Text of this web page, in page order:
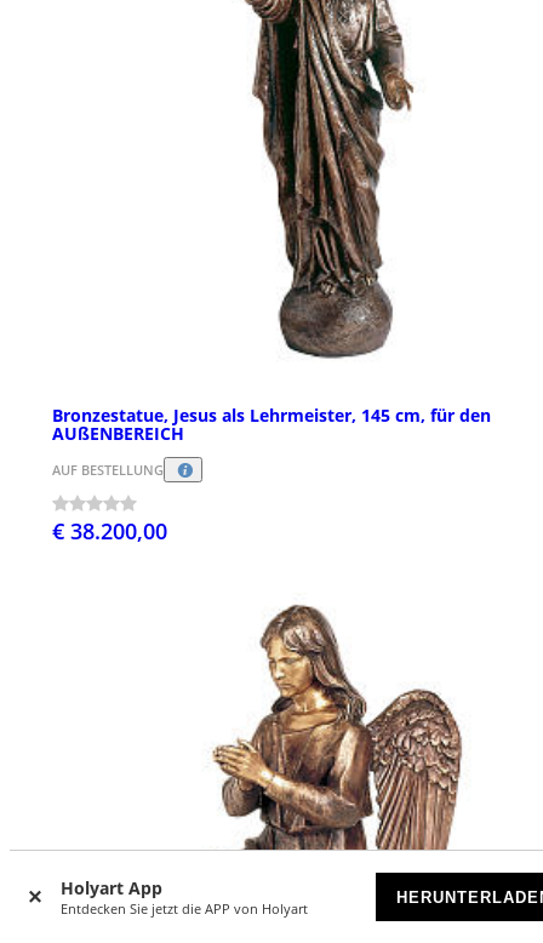
Holyart App
Entdecken Sie jetzt die APP von Holyart
Bronzestatue, Jesus als Lehrmeister, 145 cm, für den
AUßENBEREICH
AUF BESTELLUNG
€ 38.200,00